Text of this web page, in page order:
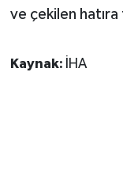
ve çekilen
Kaynak: İHA